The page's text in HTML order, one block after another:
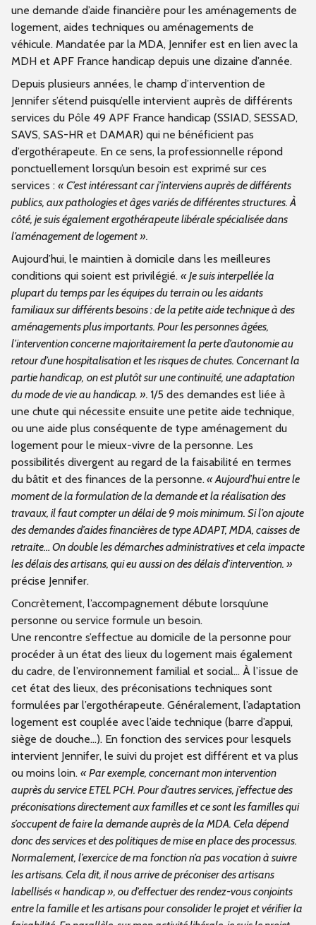
une demande d’aide financière pour les aménagements de
logement, aides techniques ou aménagements de
véhicule. Mandatée par la MDA, Jennifer est en lien avec la
MDH et APF France handicap depuis une dizaine d’année.
Depuis plusieurs années, le champ d’intervention de
Jennifer s’étend puisqu’elle intervient auprès de différents
services du Pôle 49 APF France handicap (SSIAD, SESSAD,
SAVS, SAS-HR et DAMAR) qui ne bénéficient pas
d’ergothérapeute. En ce sens, la professionnelle répond
ponctuellement lorsqu’un besoin est exprimé sur ces
services : « C’est intéressant car j’interviens auprès de différents
publics, aux pathologies et âges variés de différentes structures. À
côté, je suis également ergothérapeute libérale spécialisée dans
l’aménagement de logement ».
Aujourd’hui, le maintien à domicile dans les meilleures
conditions qui soient est privilégié. « Je suis interpellée la
plupart du temps par les équipes du terrain ou les aidants
familiaux sur différents besoins : de la petite aide technique à des
aménagements plus importants. Pour les personnes âgées,
l’intervention concerne majoritairement la perte d’autonomie au
retour d’une hospitalisation et les risques de chutes. Concernant la
partie handicap, on est plutôt sur une continuité, une adaptation
du mode de vie au handicap. ». 1/5 des demandes est liée à
une chute qui nécessite ensuite une petite aide technique,
ou une aide plus conséquente de type aménagement du
logement pour le mieux-vivre de la personne. Les
possibilités divergent au regard de la faisabilité en termes
du bâtit et des finances de la personne.« Aujourd’hui entre le
moment de la formulation de la demande et la réalisation des
travaux, il faut compter un délai de 9 mois minimum. Si l’on ajoute
des demandes d’aides financières de type ADAPT, MDA, caisses de
retraite… On double les démarches administratives et cela impacte
les délais des artisans, qui eu aussi on des délais d’intervention. »
précise Jennifer.
Concrètement, l’accompagnement débute lorsqu’une
personne ou service formule un besoin.
Une rencontre s’effectue au domicile de la personne pour
procéder à un état des lieux du logement mais également
du cadre, de l’environnement familial et social… À l’issue de
cet état des lieux, des préconisations techniques sont
formulées par l’ergothérapeute. Généralement, l’adaptation
logement est couplée avec l’aide technique (barre d’appui,
siège de douche…). En fonction des services pour lesquels
intervient Jennifer, le suivi du projet est différent et va plus
ou moins loin. « Par exemple, concernant mon intervention
auprès du service ETEL PCH. Pour d’autres services, j’effectue des
préconisations directement aux familles et ce sont les familles qui
s’occupent de faire la demande auprès de la MDA. Cela dépend
donc des services et des politiques de mise en place des processus.
Normalement, l’exercice de ma fonction n’a pas vocation à suivre
les artisans. Cela dit, il nous arrive de préconiser des artisans
labellisés « handicap », ou d’effectuer des rendez-vous conjoints
entre la famille et les artisans pour consolider le projet et vérifier la